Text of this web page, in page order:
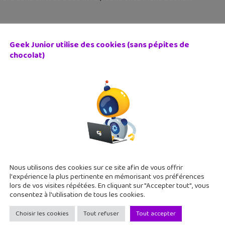
BD : « Stranger Things : Colo de sciences »
Things devient bien plus qu'une série. La preuve avec cet
de série B. Dustin passe ses vacances d’été dans une
mangas/animés : Assassin’s Creed, JJK,
Geek Junior utilise des cookies (sans pépites de
chocolat)
Nous utilisons des cookies sur ce site afin de vous offrir
l'expérience la plus pertinente en mémorisant vos préférences
lors de vos visites répétées. En cliquant sur "Accepter tout", vous
consentez à l'utilisation de tous les cookies.
Choisir les cookies Tout refuser Tout accepter